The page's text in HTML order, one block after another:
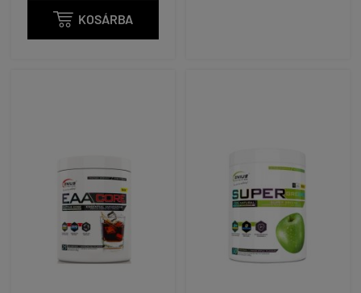
 KOSÁRBA